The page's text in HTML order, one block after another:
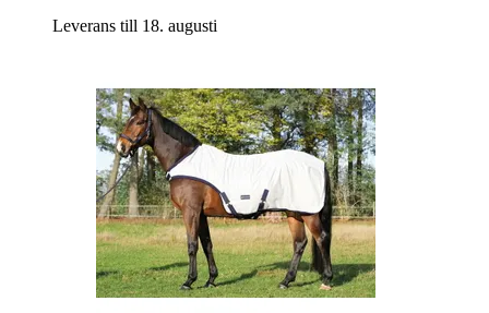
Leverans till 18. augusti